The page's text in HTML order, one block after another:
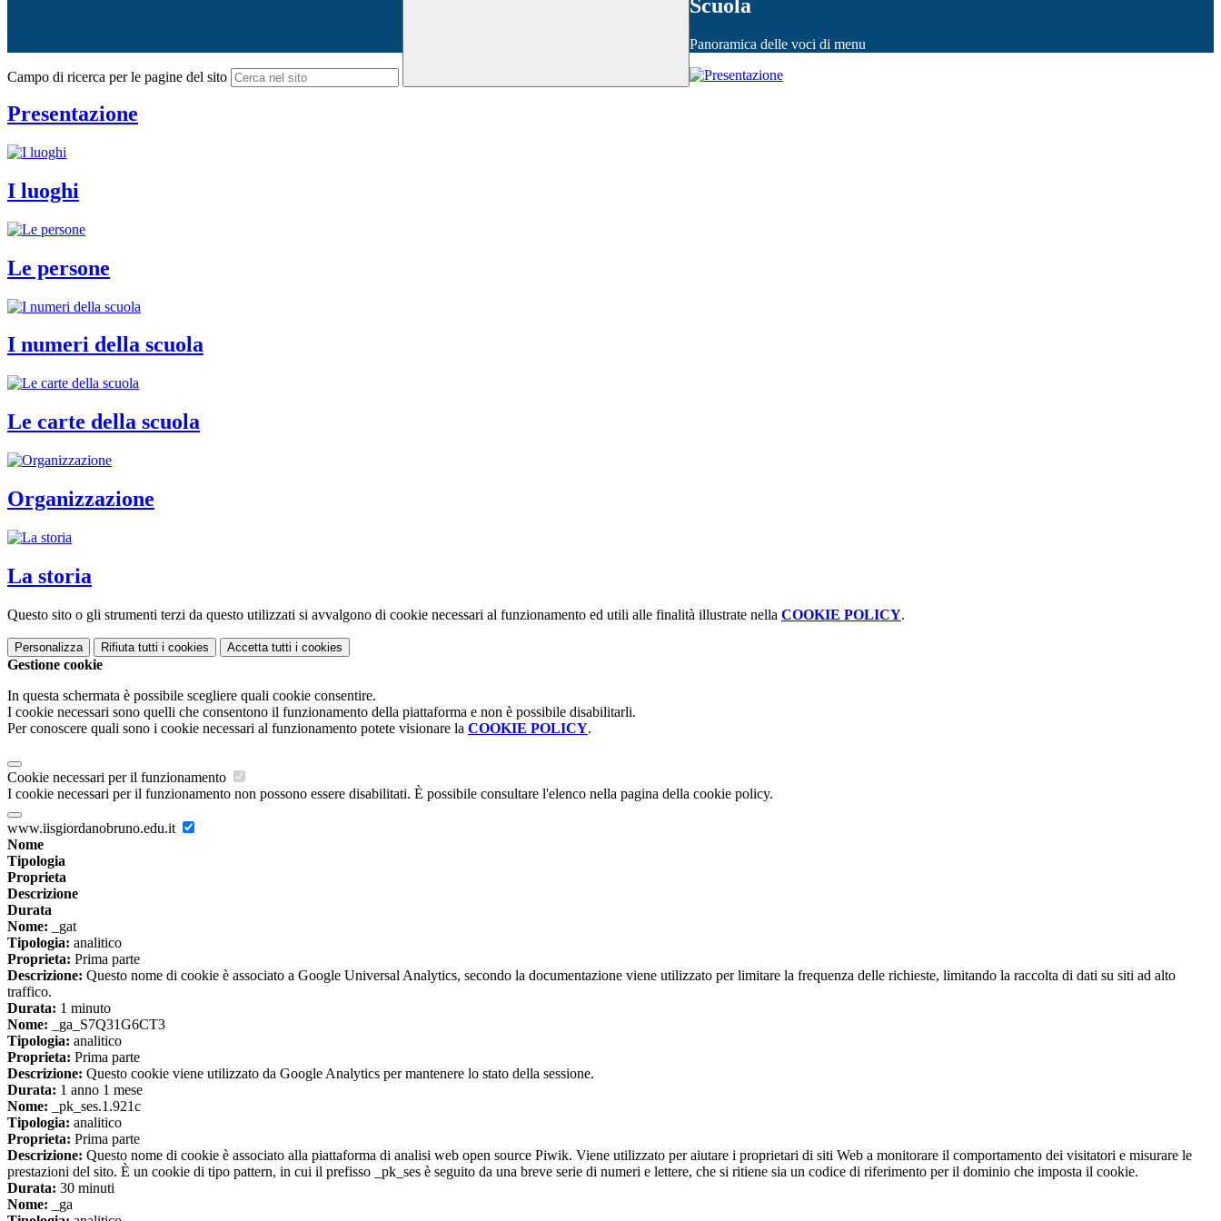
Campo di ricerca per le pagine del sito
Scuola
Panoramica delle voci di menu
Presentazione
I luoghi
Le persone
I numeri della scuola
Le carte della scuola
Organizzazione
La storia
Questo sito o gli strumenti terzi da questo utilizzati si avvalgono di cookie necessari al funzionamento ed utili alle finalità illustrate nella COOKIE POLICY.
Personalizza Rifiuta tutti i cookies Accetta tutti i cookies
Gestione cookie
In questa schermata è possibile scegliere quali cookie consentire.
I cookie necessari sono quelli che consentono il funzionamento della piattaforma e non è possibile disabilitarli.
Per conoscere quali sono i cookie necessari al funzionamento potete visionare la COOKIE POLICY.
Cookie necessari per il funzionamento
I cookie necessari per il funzionamento non possono essere disabilitati. È possibile consultare l'elenco nella pagina della cookie policy.
www.iisgiordanobruno.edu.it
Nome
Tipologia
Proprieta
Descrizione
Durata
Nome: _gat
Tipologia: analitico
Proprieta: Prima parte
Descrizione: Questo nome di cookie è associato a Google Universal Analytics, secondo la documentazione viene utilizzato per limitare la frequenza delle richieste, limitando la raccolta di dati su siti ad alto
traffico.
Durata: 1 minuto
Nome: _ga_S7Q31G6CT3
Tipologia: analitico
Proprieta: Prima parte
Descrizione: Questo cookie viene utilizzato da Google Analytics per mantenere lo stato della sessione.
Durata: 1 anno 1 mese
Nome: _pk_ses.1.921c
Tipologia: analitico
Proprieta: Prima parte
Descrizione: Questo nome di cookie è associato alla piattaforma di analisi web open source Piwik. Viene utilizzato per aiutare i proprietari di siti Web a monitorare il comportamento dei visitatori e misurare le
prestazioni del sito. È un cookie di tipo pattern, in cui il prefisso _pk_ses è seguito da una breve serie di numeri e lettere, che si ritiene sia un codice di riferimento per il dominio che imposta il cookie.
Durata: 30 minuti
Nome: _ga